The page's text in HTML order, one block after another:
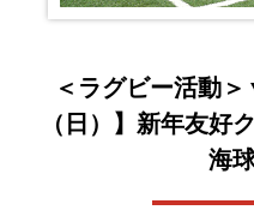
＜ラグビー活動
（日）】新年友好
海